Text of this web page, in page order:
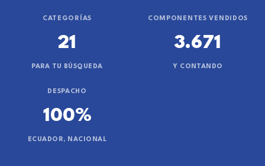
CATEGORÍAS
21
PARA TU BÚSQUEDA
COMPONENTES VENDIDOS
3.671
Y CONTANDO
DESPACHO
100%
ECUADOR, NACIONAL